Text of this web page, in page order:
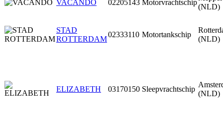
VACANDO 02205143 Motorvrachtschip
(NLD)
STAD
ROTTERDAM
02333110 Motortankschip
(NLD)
ELIZABETH 03170150 Sleepvrachtschip
(NLD)